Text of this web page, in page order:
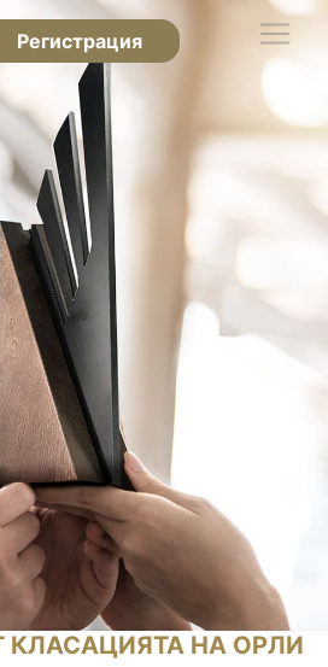
Регистрация
КЛАСАЦИЯТА НА ОРЛИ